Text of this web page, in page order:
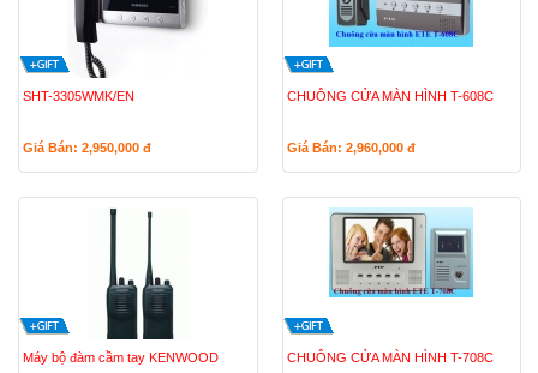
SHT-3305WMK/EN
Giá Bán: 2,950,000 đ
CHUÔNG CỬA MÀN HÌNH T-608C
Giá Bán: 2,960,000 đ
Máy bộ đàm cầm tay KENWOOD
CHUÔNG CỬA MÀN HÌNH T-708C